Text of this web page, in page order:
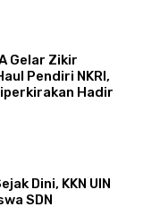
Gelar Zikir
Pendiri NKRI,
Hadir
Dini, KKN UIN
SDN